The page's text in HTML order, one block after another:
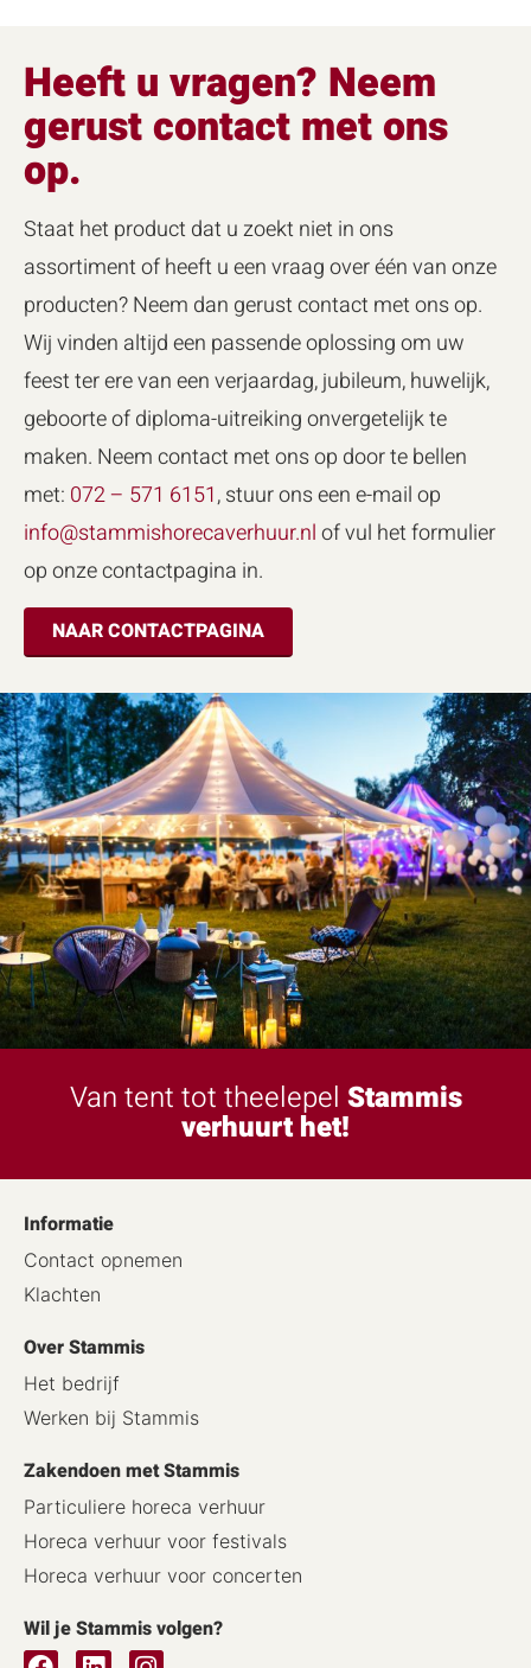
Heeft u vragen? Neem
gerust contact met ons
op.
Staat het product dat u zoekt niet in ons
assortiment of heeft u een vraag over één van onze
producten? Neem dan gerust contact met ons op.
Wij vinden altijd een passende oplossing om uw
feest ter ere van een verjaardag, jubileum, huwelijk,
geboorte of diploma-uitreiking onvergetelijk te
maken. Neem contact met ons op door te bellen
met: 072 – 571 6151, stuur ons een e-mail op
info@stammishorecaverhuur.nlof vul het formulier
op onze contactpagina in.
NAAR CONTACTPAGINA
Van tent tot theelepel Stammis
verhuurt het!
Informatie
Contact opnemen
Klachten
Over Stammis
Het bedrijf
Werken bij Stammis
Zakendoen met Stammis
Particuliere horeca verhuur
Horeca verhuur voor festivals
Horeca verhuur voor concerten
Wil je Stammis volgen?